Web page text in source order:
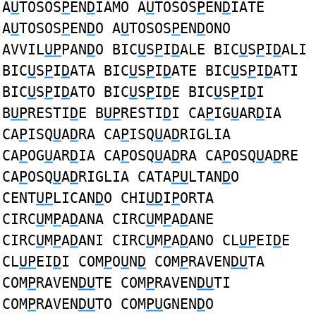
AUTOSOSPENDIAMO AUTOSOSPENDIATE
AUTOSOSPENDO AUTOSOSPENDONO
AVVILUPPANDO BICUSPIDALE BICUSPIDALI
BICUSPIDATA BICUSPIDATE BICUSPIDATI
BICUSPIDATO BICUSPIDE BICUSPIDI
BUPRESTIDE BUPRESTIDI CAPIGUARDIA
CAPISQUADRA CAPISQUADRIGLIA
CAPOGUARDIA CAPOSQUADRA CAPOSQUADRE
CAPOSQUADRIGLIA CATAPULTANDO
CENTUPLICANDO CHIUDIPORTA
CIRCUMPADANA CIRCUMPADANE
CIRCUMPADANI CIRCUMPADANO CLUPEIDE
CLUPEIDI COMPOUND COMPRAVENDUTA
COMPRAVENDUTE COMPRAVENDUTI
COMPRAVENDUTO COMPUGNENDO